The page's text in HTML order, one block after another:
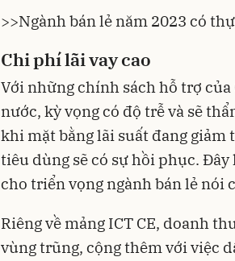
>>Ngành bán lẻ năm 2023 có
Chi phí lãi vay cao
Với những chính sách hỗ trợ
nước, kỳ vọng có độ trễ và sẽ
khi mặt bằng lãi suất đang
tiêu dùng sẽ có sự hồi phục.
cho triển vọng ngành bán lẻ nói
Riêng về mảng ICT CE, doanh
vùng trũng, cộng thêm với việc